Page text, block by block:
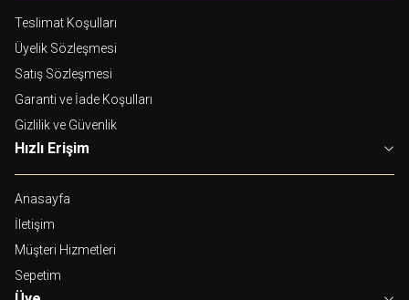
Teslimat Koşulları
Üyelik Sözleşmesi
Satış Sözleşmesi
Garanti ve İade Koşulları
Gizlilik ve Güvenlik
Hızlı Erişim
Anasayfa
İletişim
Müşteri Hizmetleri
Sepetim